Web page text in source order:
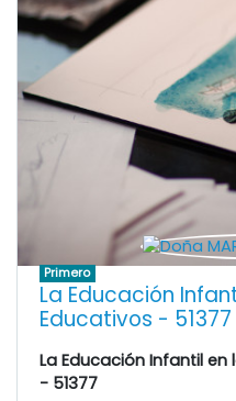
Primero
La Educación
Educativos - 51377
La Educación Infantil
- 51377